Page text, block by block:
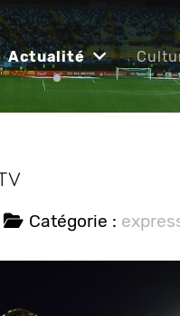
Actualité
Catégorie :